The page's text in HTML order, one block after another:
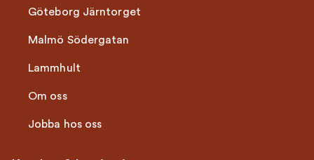
Göteborg Järntorget
Malmö Södergatan
Lammhult
Om oss
Jobba hos oss